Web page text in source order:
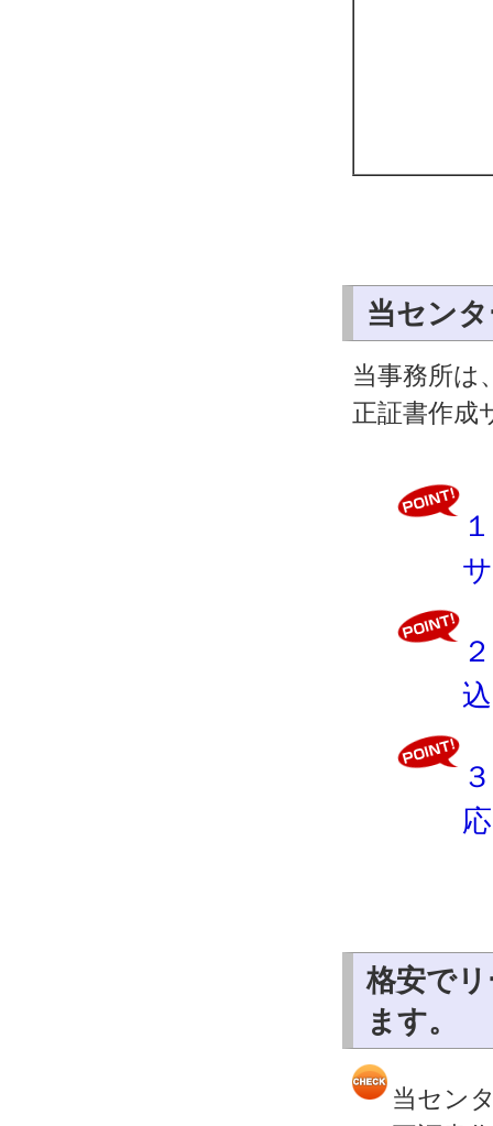
当セン
当事務所は
正証書作成
格安で
ます。
当セン